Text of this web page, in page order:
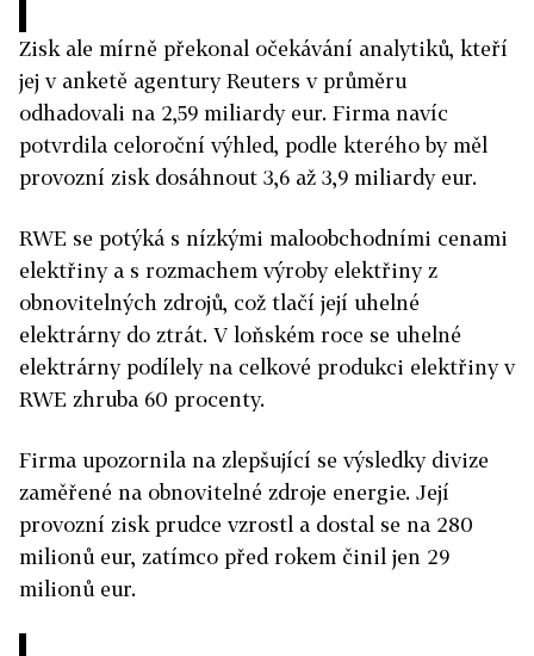
Zisk ale mírně překonal očekávání analytiků, kteří
jej v anketě agentury Reuters v průměru
odhadovali na 2,59 miliardy eur. Firma navíc
potvrdila celoroční výhled, podle kterého by měl
provozní zisk dosáhnout 3,6 až 3,9 miliardy eur.
RWE se potýká s nízkými maloobchodními cenami
elektřiny a s rozmachem výroby elektřiny z
obnovitelných zdrojů, což tlačí její uhelné
elektrárny do ztrát. V loňském roce se uhelné
elektrárny podílely na celkové produkci elektřiny v
RWE zhruba 60 procenty.
Firma upozornila na zlepšující se výsledky divize
zaměřené na obnovitelné zdroje energie. Její
provozní zisk prudce vzrostl a dostal se na 280
milionů eur, zatímco před rokem činil jen 29
milionů eur.